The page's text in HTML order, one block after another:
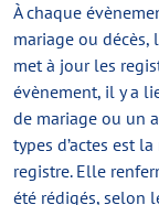
À chaque
mariage ou décès,
met à jour les
évènement, il y a
de mariage ou un
types d’actes est
registre. Elle
été rédigés, selon